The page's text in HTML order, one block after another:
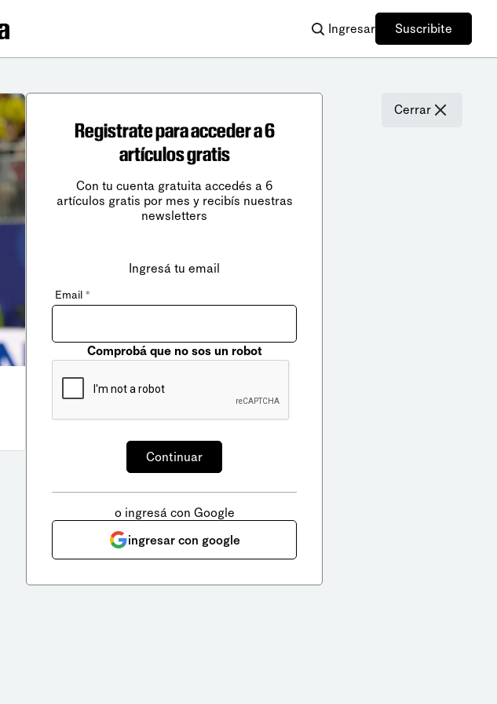
Ingresar Suscribite
Cerrar
Registrate para acceder a 6
artículos gratis
Con tu cuenta gratuita accedés a 6
artículos gratis por mes y recibís nuestras
newsletters
Ingresá tu email
Email *
Comprobá que no sos un robot
o ingresá con Google
ingresar con google